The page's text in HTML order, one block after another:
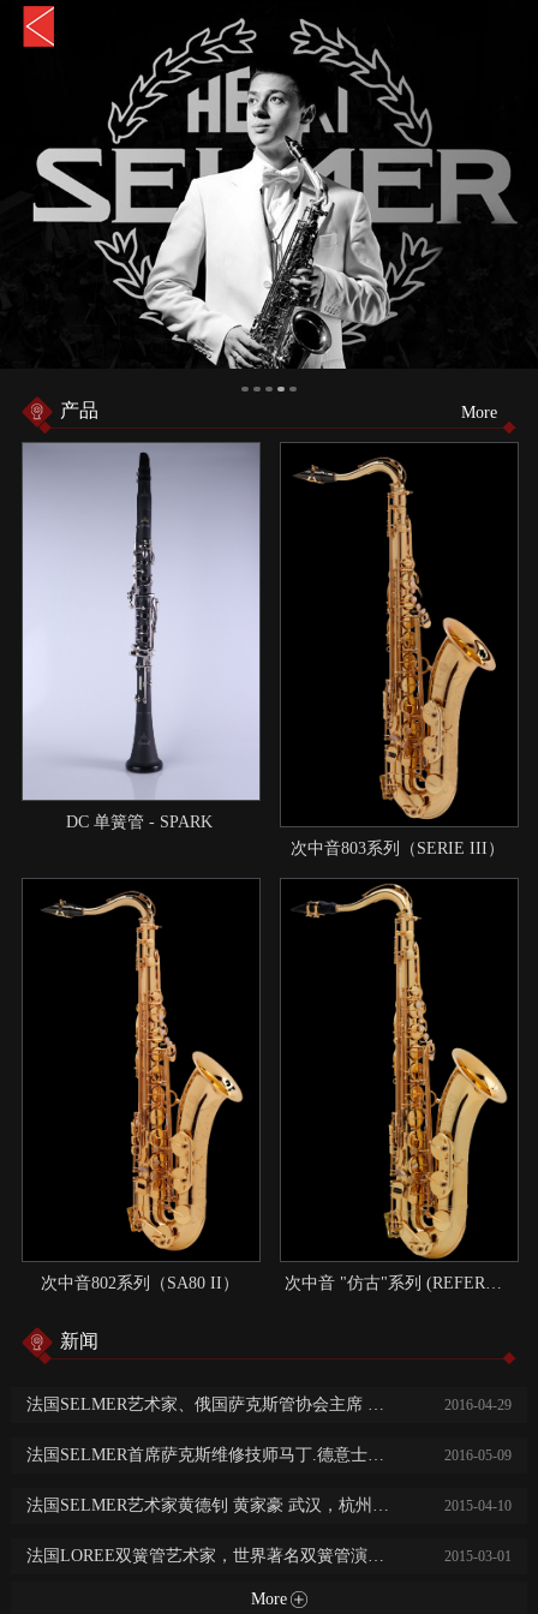
产品
DC 单簧管 - SPARK
次中音803系列（SERIE III）
次中音802系列（SA80 II）
More
新闻
2016-04-29
法国SELMER首席萨克斯维修技师马丁.德意士免费乐器保养维修服务 2016-05-09
2015-04-10
法国LOREE双簧管艺术家，世界著名双簧管演奏家阿历克斯·克莱恩广州，西安，济南音乐会及大师班 2015-03-01
More